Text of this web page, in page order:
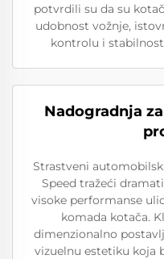
potvrdili su da su
udobnost vožnje,
kontrolu i
Nadogradnja
Strastveni
Speed tražeći
visoke performanse
komada kotača.
dimenzionalno
vizuelnu estetiku koja